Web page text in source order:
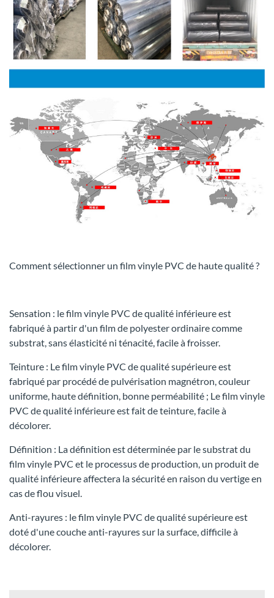
Comment sélectionner un film vinyle PVC de haute qualité ?
Sensation : le film vinyle PVC de qualité inférieure est
fabriqué à partir d'un film de polyester ordinaire comme
substrat, sans élasticité ni ténacité, facile à froisser.
Teinture : Le film vinyle PVC de qualité supérieure est
fabriqué par procédé de pulvérisation magnétron, couleur
uniforme, haute définition, bonne perméabilité ; Le film vinyle
PVC de qualité inférieure est fait de teinture, facile à
décolorer.
Définition : La définition est déterminée par le substrat du
film vinyle PVC et le processus de production, un produit de
qualité inférieure affectera la sécurité en raison du vertige en
cas de flou visuel.
Anti-rayures : le film vinyle PVC de qualité supérieure est
doté d'une couche anti-rayures sur la surface, difficile à
décolorer.